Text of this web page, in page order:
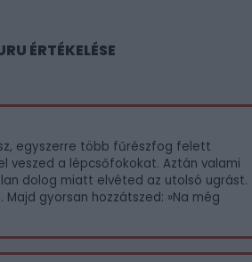
ÉRTÉKELÉSE
egyszerre több fűrészfog felett
veszed a lépcsőfokokat. Aztán valami
dolog miatt elvéted az utolsó ugrást.
Majd gyorsan hozzátszed: »Na még